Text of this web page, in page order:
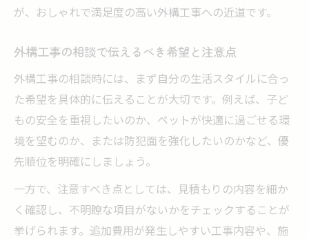
が、おしゃれで満足度の高い外構工事への近道です。
外構工事の相談で伝えるべき希望と注意点
外構工事の相談時には、まず自分の生活スタイルに合っ
た希望を具体的に伝えることが大切です。例えば、子ど
もの安全を重視したいのか、ペットが快適に過ごせる環
境を望むのか、または防犯面を強化したいのかなど、優
先順位を明確にしましょう。
一方で、注意すべき点としては、見積もりの内容を細か
く確認し、不明瞭な項目がないかをチェックすることが
挙げられます。追加費用が発生しやすい工事内容や、施